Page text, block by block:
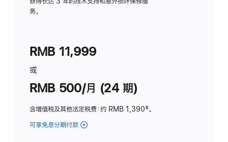
务。
RMB 11,999
或
RMB 500/月 (24 期)
含增值税及其他法定税费：约 RMB 1,390脚
‡。
可享免息分期付款 (Studio